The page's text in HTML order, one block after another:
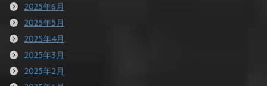
2025年6月
2025年5月
2025年4月
2025年3月
2025年2月